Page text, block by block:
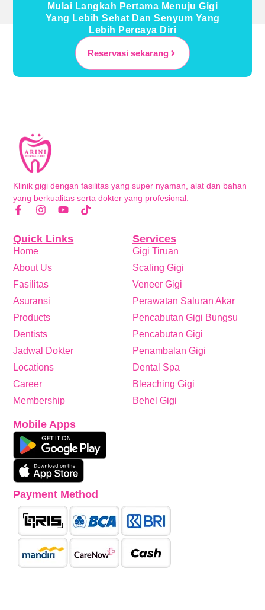
Mulai Langkah Pertama Menuju Gigi
Yang Lebih Sehat Dan Senyum Yang
Lebih Percaya Diri
Reservasi sekarang
Klinik gigi dengan fasilitas yang super nyaman, alat dan bahan
yang berkualitas serta dokter yang profesional.
Services
Gigi Tiruan
Scaling Gigi
Veneer Gigi
Perawatan Saluran Akar
Pencabutan Gigi Bungsu
Pencabutan Gigi
Penambalan Gigi
Dental Spa
Bleaching Gigi
Behel Gigi
Quick Links
Home
About Us
Fasilitas
Asuransi
Products
Dentists
Jadwal Dokter
Locations
Career
Membership
Mobile Apps
Payment Method